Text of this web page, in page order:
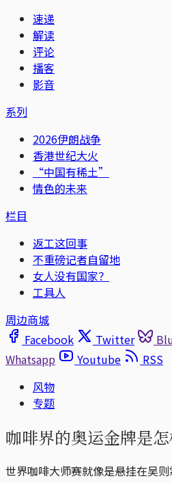
速递
解读
评论
播客
影音
系列
2026伊朗战争
香港世纪大火
“中国有稀土”
情色的未来
栏目
返工这回事
不重磅记者自留地
女人没有国家？
工具人
周边商城
Facebook
Twitter
Whatsapp
Youtube
RSS
风物
专题
咖啡界的奥运金牌是
世界咖啡大师赛就像是悬挂在吴